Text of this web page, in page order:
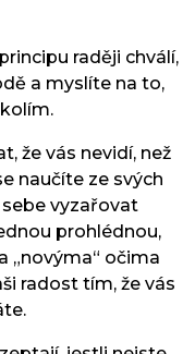
raději chválí,
a myslíte na to,
že vás nevidí, než
naučíte ze svých
vyzařovat
prohlédnou,
„novýma“ očima
radost tím, že vás